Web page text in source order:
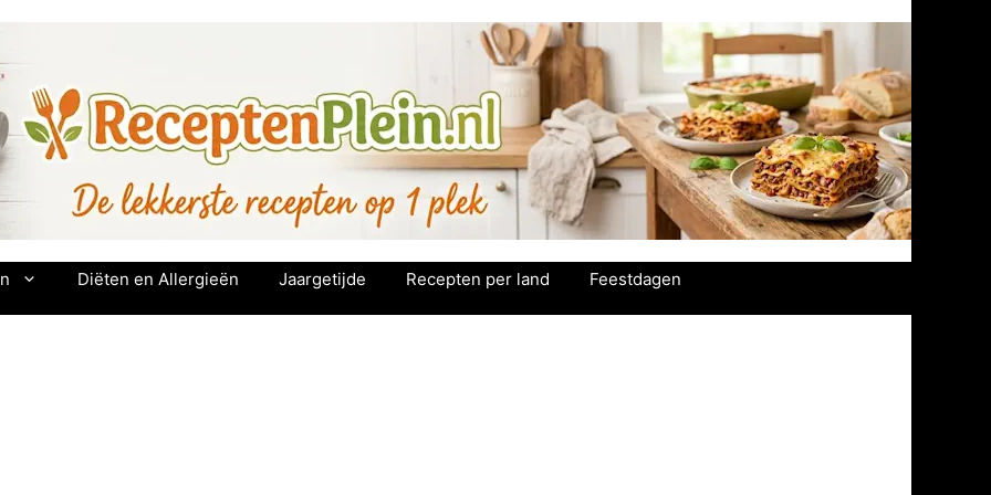
Diëten en Allergieën Jaargetijde Recepten per land Feestdagen